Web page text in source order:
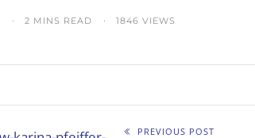
2 MINS READ 1846 VIEWS
PREVIOUS POST